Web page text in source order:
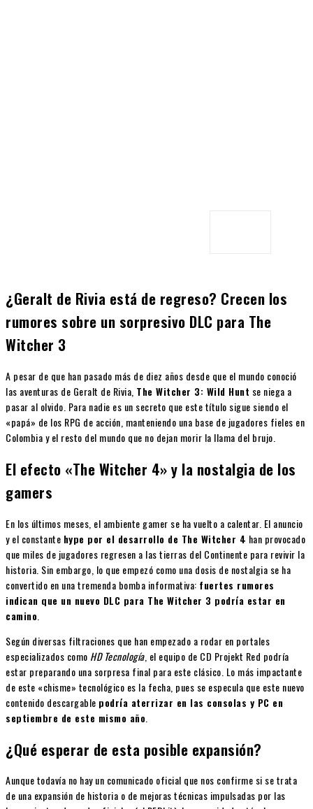
¿Geralt de Rivia está de regreso? Crecen los
rumores sobre un sorpresivo DLC para The
Witcher 3
A pesar de que han pasado más de diez años desde que el mundo conoció
las aventuras de Geralt de Rivia, The Witcher 3: Wild Hunt se niega a
pasar al olvido. Para nadie es un secreto que este título sigue siendo el
«papá» de los RPG de acción, manteniendo una base de jugadores fieles en
Colombia y el resto del mundo que no dejan morir la llama del brujo.
El efecto «The Witcher 4» y la nostalgia de los
gamers
En los últimos meses, el ambiente gamer se ha vuelto a calentar. El anuncio
y el constante hype por el desarrollo de The Witcher 4 han provocado
que miles de jugadores regresen a las tierras del Continente para revivir la
historia. Sin embargo, lo que empezó como una dosis de nostalgia se ha
convertido en una tremenda bomba informativa: fuertes rumores
indican que un nuevo DLC para The Witcher 3 podría estar en
camino
Según diversas filtraciones que han empezado a rodar en portales
especializados como HD Tecnología, el equipo de CD Projekt Red podría
estar preparando una sorpresa final para este clásico. Lo más impactante
de este «chisme» tecnológico es la fecha, pues se especula que este nuevo
contenido descargable podría aterrizar en las consolas y PC en
septiembre de este mismo año
¿Qué esperar de esta posible expansión?
Aunque todavía no hay un comunicado oficial que nos confirme si se trata
de una expansión de historia o de mejoras técnicas impulsadas por las